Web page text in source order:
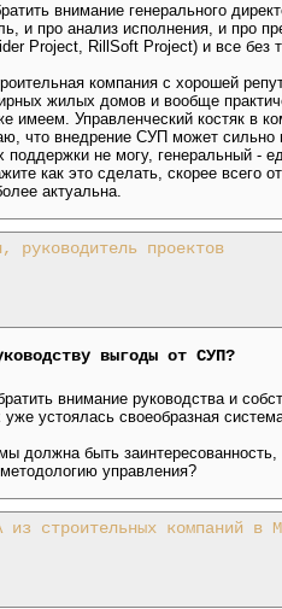
внимание генерального
и про анализ исполнения, и про
Project, RillSoft Project) и все
компания с хорошей
жилых домов и вообще
имеем. Управленческий костяк в
что внедрение СУП может сильно
поддержки не могу, генеральный -
как это сделать, скорее всего
актуальна.
руководитель проектов
выгоды от СУП?
внимание руководства и
устоялась своеобразная
должна быть
управления?
из строительных компаний в